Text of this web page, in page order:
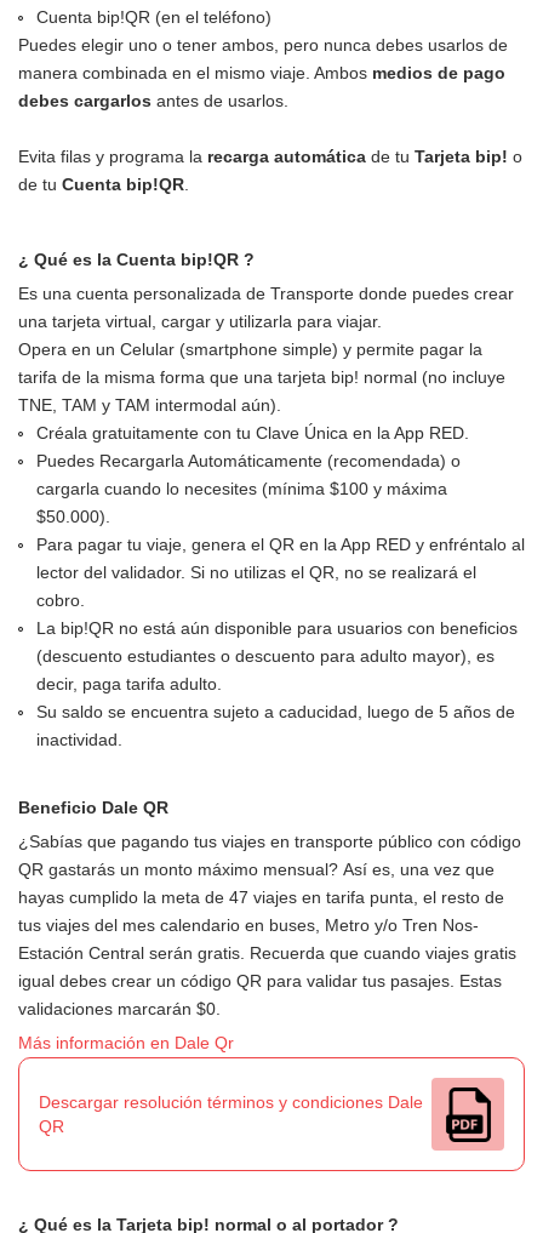
Cuenta bip!QR (en el teléfono)
Puedes elegir uno o tener ambos, pero nunca debes usarlos de
manera combinada en el mismo viaje. Ambos medios de pago
debes cargarlos antes de usarlos.
Evita filas y programa la recarga automática de tu Tarjeta bip! o
de tu Cuenta bip!QR
¿ Qué es la Cuenta bip!QR ?
Es una cuenta personalizada de Transporte donde puedes crear
una tarjeta virtual, cargar y utilizarla para viajar.
Opera en un Celular (smartphone simple) y permite pagar la
tarifa de la misma forma que una tarjeta bip! normal (no incluye
TNE, TAM y TAM intermodal aún).
Créala gratuitamente con tu Clave Única en la App RED.
Puedes Recargarla Automáticamente (recomendada) o
cargarla cuando lo necesites (mínima $100 y máxima
$50.000).
Para pagar tu viaje, genera el QR en la App RED y enfréntalo al
lector del validador. Si no utilizas el QR, no se realizará el
cobro.
La bip!QR no está aún disponible para usuarios con beneficios
(descuento estudiantes o descuento para adulto mayor), es
decir, paga tarifa adulto.
Su saldo se encuentra sujeto a caducidad, luego de 5 años de
inactividad.
Beneficio Dale QR
¿Sabías que pagando tus viajes en transporte público con código
QR gastarás un monto máximo mensual? Así es, una vez que
hayas cumplido la meta de 47 viajes en tarifa punta, el resto de
tus viajes del mes calendario en buses, Metro y/o Tren Nos-
Estación Central serán gratis. Recuerda que cuando viajes gratis
igual debes crear un código QR para validar tus pasajes. Estas
validaciones marcarán $0.
Más información en Dale Qr
Descargar resolución términos y condiciones Dale
QR
¿ Qué es la Tarjeta bip! normal o al portador ?